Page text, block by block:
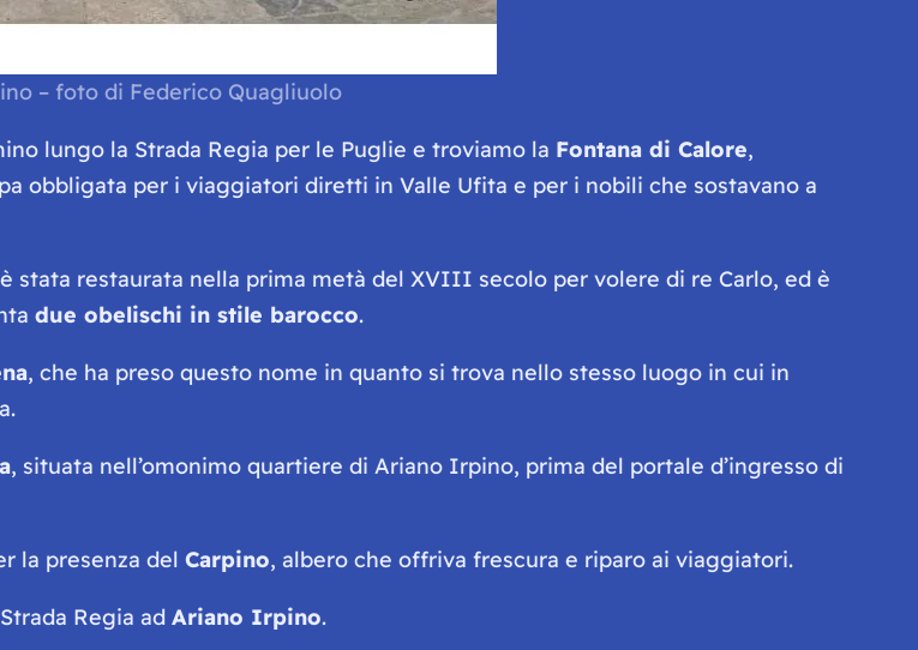
– foto di Federico Quagliuolo
lungo la Strada Regia per le Puglie e troviamo la Fontana di Calore,
obbligata per i viaggiatori diretti in Valle Ufita e per i nobili che sostavano a
stata restaurata nella prima metà del XVIII secolo per volere di re Carlo, ed è
due obelischi in stile barocco.
, che ha preso questo nome in quanto si trova nello stesso luogo in cui in
, situata nell’omonimo quartiere di Ariano Irpino, prima del portale d’ingresso di
la presenza del Carpino, albero che offriva frescura e riparo ai viaggiatori.
Regia ad Ariano Irpino.